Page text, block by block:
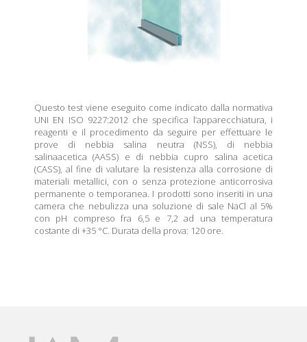
Questo test viene eseguito come indicato dalla normativa
UNI EN ISO 9227:2012 che specifica l’apparecchiatura, i
reagenti e il procedimento da seguire per effettuare le
prove di nebbia salina neutra (NSS), di nebbia
salinaacetica (AASS) e di nebbia cupro salina acetica
(CASS), al fine di valutare la resistenza alla corrosione di
materiali metallici, con o senza protezione anticorrosiva
permanente o temporanea. I prodotti sono inseriti in una
camera che nebulizza una soluzione di sale NaCl al 5%
con pH compreso fra 6,5 e 7,2 ad una temperatura
costante di +35 °C. Durata della prova: 120 ore.